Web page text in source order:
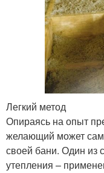
Легкий метод
Опираясь на опыт
желающий может
своей бани. Один из
утепления –